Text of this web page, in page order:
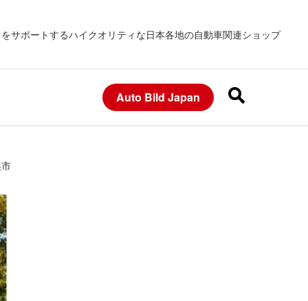
サポートするハイクオリティな日本各地の自動車関連ショップ
Auto Bild Japan